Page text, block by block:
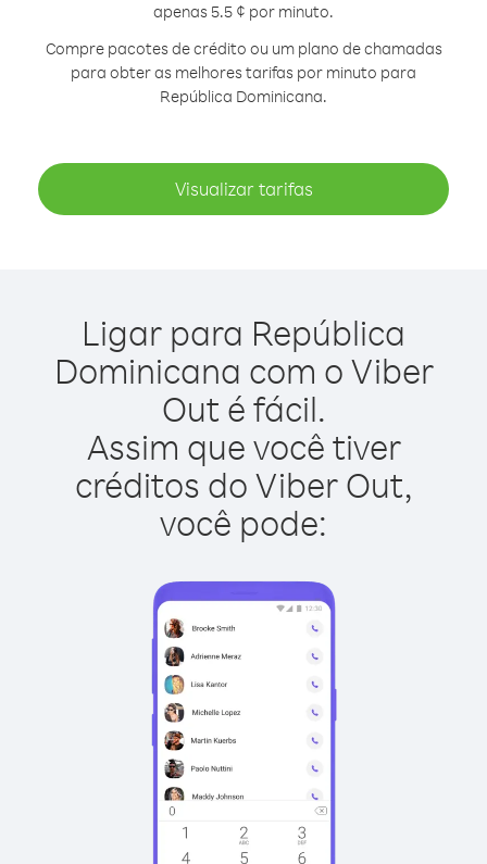
apenas 5.5 ¢ por minuto.
Compre pacotes de crédito ou um plano de chamadas
para obter as melhores tarifas por minuto para
República Dominicana.
Visualizar tarifas
Ligar para República
Dominicana com o Viber
Out é fácil.
Assim que você tiver
créditos do Viber Out,
você pode: